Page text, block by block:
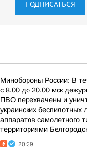
ПОДПИСАТЬСЯ
Минобороны России: В
с 8.00 до 20.00 мск
ПВО перехвачены и
украинских беспилотных
аппаратов самолетного
территориями
20:39